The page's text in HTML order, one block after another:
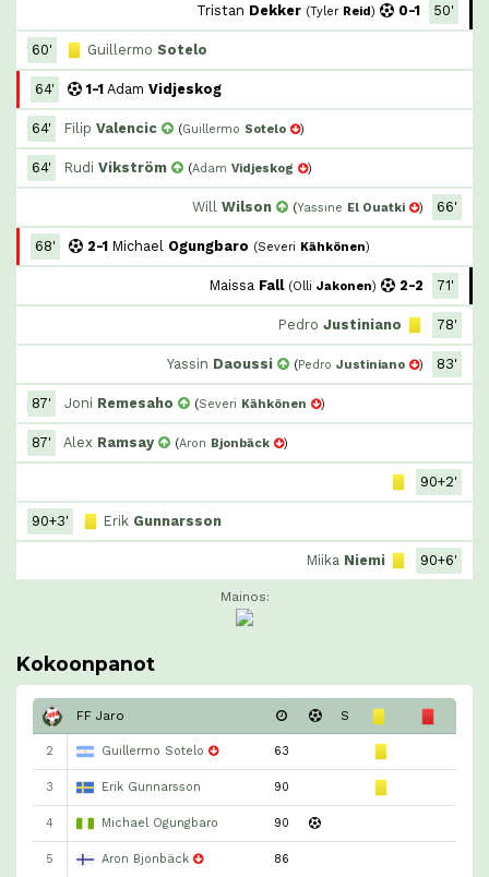
Tristan Dekker (Tyler Reid) 0-1 50'
60' Guillermo Sotelo
64' 1-1 Adam Vidjeskog
64' Filip Valencic (Guillermo Sotelo )
64' Rudi Vikström (Adam Vidjeskog )
Will Wilson (Yassine El Ouatki ) 66'
68' 2-1 Michael Ogungbaro (Severi Kähkönen)
Maissa Fall (Olli Jakonen) 2-2 71'
Pedro Justiniano 78'
Yassin Daoussi (Pedro Justiniano ) 83'
87' Joni Remesaho (Severi Kähkönen )
87' Alex Ramsay (Aron Bjonbäck )
90+2'
90+3' Erik Gunnarsson
Miika Niemi 90+6'
Mainos:
Kokoonpanot
FF Jaro S
2 Guillermo Sotelo 63
3 Erik Gunnarsson 90
4 Michael Ogungbaro 90
5 Aron Bjonbäck 86